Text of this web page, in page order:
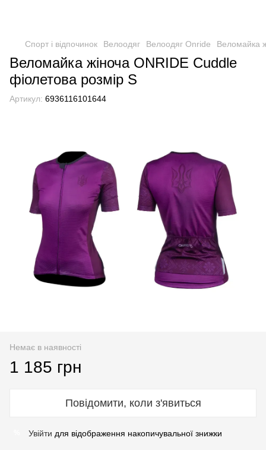
Спорт і відпочинок Велоодяг Велоодяг Onride Веломайка
Веломайка жіноча ONRIDE Cuddle
фіолетова розмір S
Артикул: 6936116101644
Немає в наявності
1 185 грн
Повідомити, коли з'явиться
Увійти для відображення накопичувальної знижки